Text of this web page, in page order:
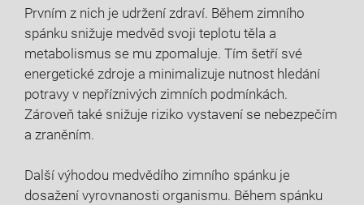
Prvním z nich je udržení zdraví. Během zimního
spánku ‌snižuje medvěd svoji teplotu těla a
metabolismus se mu ​zpomaluje. Tím‍ šetří své
energetické zdroje a⁤ minimalizuje nutnost hledání
‌potravy v nepříznivých zimních podmínkách.
Zároveň také snižuje riziko vystavení se nebezpečím
a zraněním.
Další výhodou medvědího zimního spánku je
dosažení vyrovnanosti organismu. Během spánku